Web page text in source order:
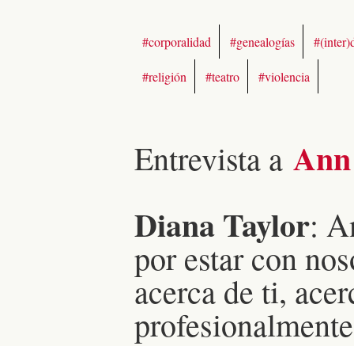
#corporalidad #genealogías
#religión #teatro #violencia
Entrevista a
Diana Taylor:
por estar con
acerca de ti,